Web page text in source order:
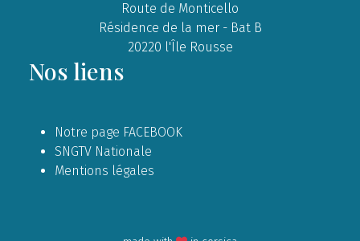
Route de Monticello
Résidence de la mer - Bat B
20220 l'Île Rousse
Nos liens
Notre page FACEBOOK
SNGTV Nationale
Mentions légales